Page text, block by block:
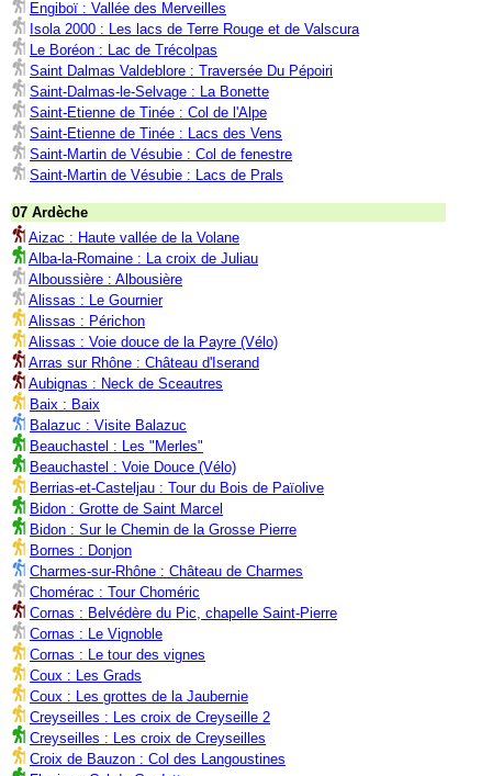
Engiboï : Vallée des Merveilles
Isola 2000 : Les lacs de Terre Rouge et de Valscura
Le Boréon : Lac de Trécolpas
Saint Dalmas Valdeblore : Traversée Du Pépoiri
Saint-Dalmas-le-Selvage : La Bonette
Saint-Etienne de Tinée : Col de l'Alpe
Saint-Etienne de Tinée : Lacs des Vens
Saint-Martin de Vésubie : Col de fenestre
Saint-Martin de Vésubie : Lacs de Prals
07 Ardèche
Aizac : Haute vallée de la Volane
Alba-la-Romaine : La croix de Juliau
Alboussière : Albousière
Alissas : Le Gournier
Alissas : Périchon
Alissas : Voie douce de la Payre (Vélo)
Arras sur Rhône : Château d'Iserand
Aubignas : Neck de Sceautres
Baix : Baix
Balazuc : Visite Balazuc
Beauchastel : Les "Merles"
Beauchastel : Voie Douce (Vélo)
Berrias-et-Casteljau : Tour du Bois de Païolive
Bidon : Grotte de Saint Marcel
Bidon : Sur le Chemin de la Grosse Pierre
Bornes : Donjon
Charmes-sur-Rhône : Château de Charmes
Chomérac : Tour Choméric
Cornas : Belvédère du Pic, chapelle Saint-Pierre
Cornas : Le Vignoble
Cornas : Le tour des vignes
Coux : Les Grads
Coux : Les grottes de la Jaubernie
Creyseilles : Les croix de Creyseille 2
Creyseilles : Les croix de Creyseilles
Croix de Bauzon : Col des Langoustines